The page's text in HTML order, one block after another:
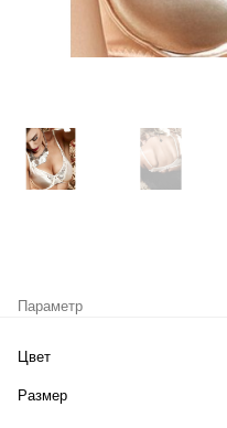
Параметр
Цвет
Размер